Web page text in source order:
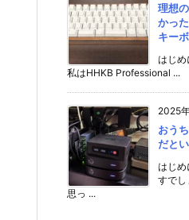
理想
かっ
キー
はじめ
私はHHKB Professional ...
2025
おう
だと
はじめ
すでし
思っ ...